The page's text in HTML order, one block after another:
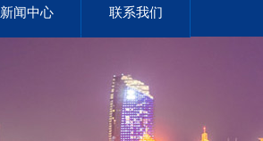
新闻中心
新闻中心 联系我们
联系我们